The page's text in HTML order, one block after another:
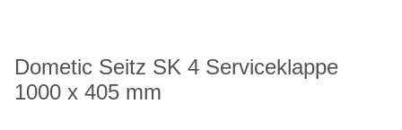
Dometic Seitz SK 4 Serviceklappe
1000 x 405 mm